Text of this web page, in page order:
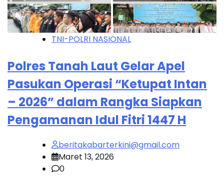
TNI-POLRI NASIONAL
Polres Tanah Laut Gelar Apel
Pasukan Operasi “Ketupat Intan
– 2026” dalam Rangka Siapkan
Pengamanan Idul Fitri 1447 H
beritakabarterkini@gmail.com
Maret 13, 2026
0